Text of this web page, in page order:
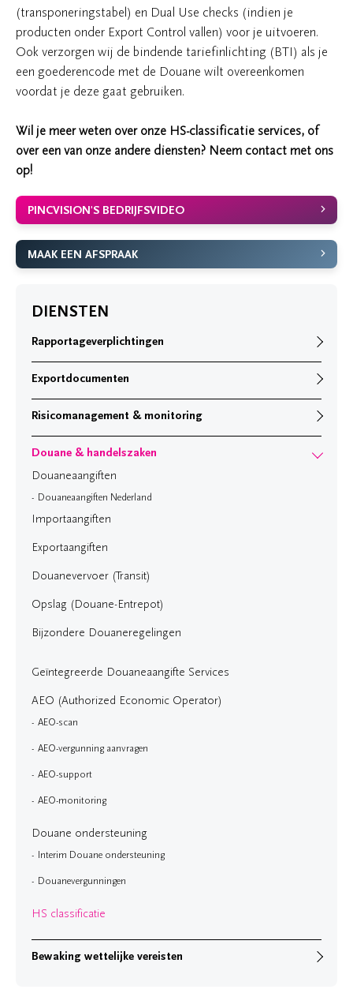
(transponeringstabel) en Dual Use checks (indien je
producten onder Export Control vallen) voor je uitvoeren.
Ook verzorgen wij de bindende tariefinlichting (BTI) als je
een goederencode met de Douane wilt overeenkomen
voordat je deze gaat gebruiken.
Wil je meer weten over onze HS-classificatie services, of
over een van onze andere diensten? Neem contact met ons
op!
DIENSTEN
Rapportageverplichtingen
Exportdocumenten
Risicomanagement & monitoring
Douane & handelszaken
Douaneaangiften
Douaneaangiften Nederland
Importaangiften
Exportaangiften
Douanevervoer (Transit)
Opslag (Douane-Entrepot)
Bijzondere Douaneregelingen
Geïntegreerde Douaneaangifte Services
AEO (Authorized Economic Operator)
AEO-scan
AEO-vergunning aanvragen
AEO-support
AEO-monitoring
Douane ondersteuning
Interim Douane ondersteuning
Douanevergunningen
HS classificatie
Bewaking wettelijke vereisten
PINCVISION'S BEDRIJFSVIDEO
MAAK EEN AFSPRAAK